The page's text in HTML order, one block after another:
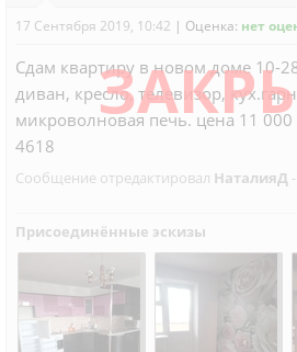
17 Сентября 2019, 10:42 | Оценка: нет
Сдам квартиру в новом доме 10-
диван, кресло, телевизор,
микроволновая печь. цена 11 000
4618
Сообщение отредактировал НаталияД
Присоединённые эскизы